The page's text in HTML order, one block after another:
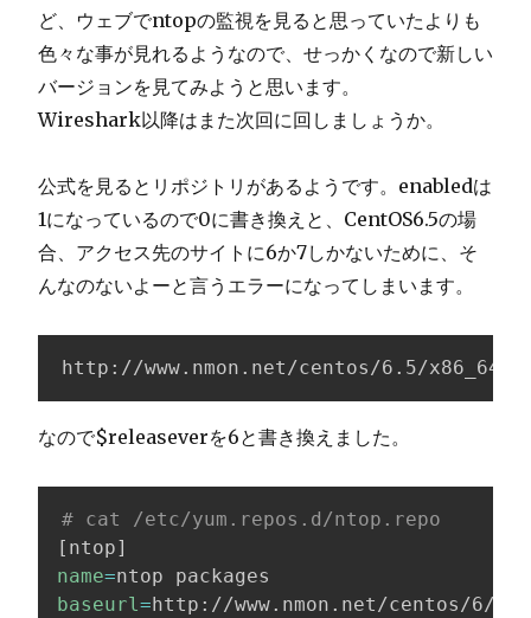
ど、ウェブでntopの監視を見ると思っていたよりも
色々な事が見れるようなので、せっかくなので新しい
バージョンを見てみようと思います。
Wireshark以降はまた次回に回しましょうか。
公式を見るとリポジトリがあるようです。enabledは
1になっているので0に書き換えと、CentOS6.5の場
合、アクセス先のサイトに6か7しかないために、そ
んなのないよーと言うエラーになってしまいます。
http://www.nmon.net/centos/6.5/x86_64/
なので$releaseverを6と書き換えました。
# cat /etc/yum.repos.d/ntop.repo
[ ntop]
name=
baseurl =http://www.nmon.net/centos/6/